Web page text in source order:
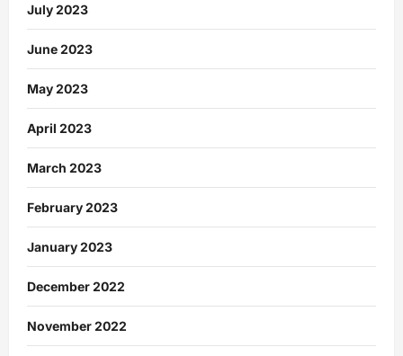
July 2023
June 2023
May 2023
April 2023
March 2023
February 2023
January 2023
December 2022
November 2022